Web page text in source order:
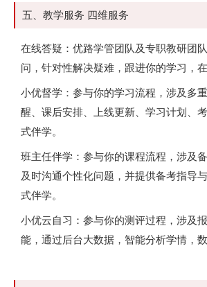
五、教学服务 四维服务
在线答疑：优路学管团队及专职教研团
问，针对性解决疑难，跟进你的学习，在
小优督学：参与你的学习流程，涉及多
醒、课后安排、上线更新、学习计划、
式伴学。
班主任伴学：参与你的课程流程，涉及
及时沟通个性化问题，并提供备考指导
式伴学。
小优云自习：参与你的测评过程，涉及
能，通过后台大数据，智能分析学情，数